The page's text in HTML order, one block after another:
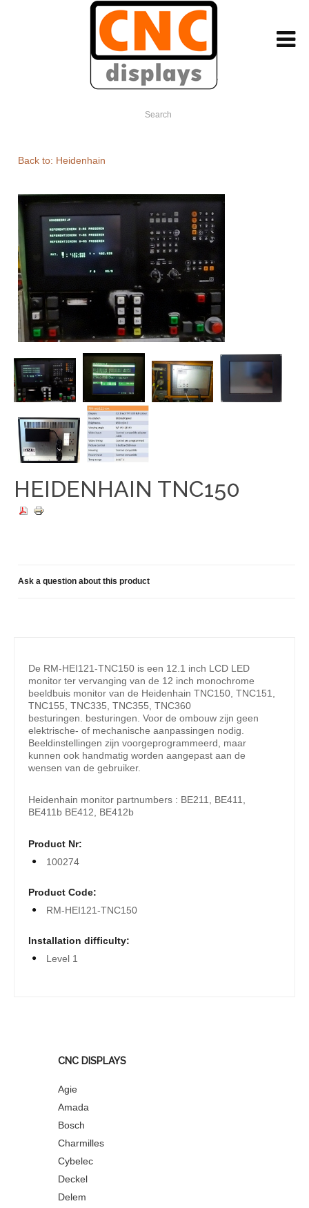
Search
Back to: Heidenhain
HEIDENHAIN TNC150
Ask a question about this product
De RM-HEI121-TNC150 is een 12.1 inch LCD LED
monitor ter vervanging van de 12 inch monochrome
beeldbuis monitor van de Heidenhain TNC150, TNC151,
TNC155, TNC335, TNC355, TNC360
besturingen. besturingen. Voor de ombouw zijn geen
elektrische- of mechanische aanpassingen nodig.
Beeldinstellingen zijn voorgeprogrammeerd, maar
kunnen ook handmatig worden aangepast aan de
wensen van de gebruiker.
Heidenhain monitor partnumbers : BE211, BE411,
BE411b BE412, BE412b
Product Nr:
100274
Product Code:
RM-HEI121-TNC150
Installation difficulty:
Level 1
CNC DISPLAYS
Agie
Amada
Bosch
Charmilles
Cybelec
Deckel
Delem